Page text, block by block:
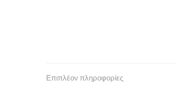
Επιπλέον πληροφορίες